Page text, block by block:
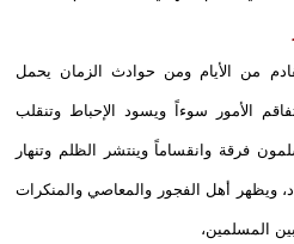
من الأيام ومن حوادث الزمان يحمل
الأمور سوءاً ويسود الإحباط وتنقلب
فرقة وانقساماً وينتشر الظلم وتنهار
ويظهر أهل الفجور والمعاصي والمنكرات
المسلمين،